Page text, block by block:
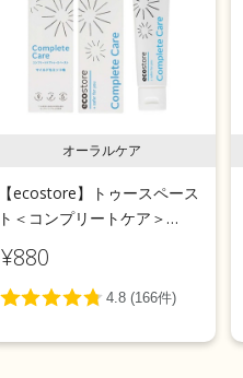
オーラルケア
【ecostore】トゥースペース
ト＜コンプリートケア＞
¥880